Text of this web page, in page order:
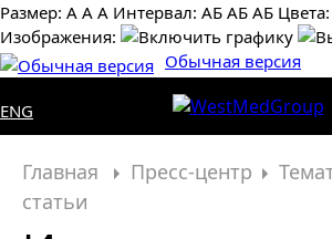
Размер: А А А Интервал: AБ АБ AБ Цвета:
Изображения:
Обычная версия
ENG
Главная Пресс-центр
статьи